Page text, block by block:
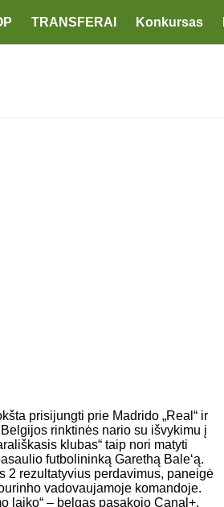
TRANSFERAI Konkursas
prisijungti prie Madrido „Real“ ir
rinktinės nario su išvykimu į
klubas“ taip nori matyti
futbolininką Garethą Bale‘ą.
2 rezultatyvius perdavimus, paneigė
vadovaujamoje komandoje.
laiko“ – belgas pasakojo Canal+.